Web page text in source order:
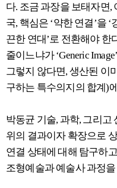
다. 조금 과장을 보태자면,
국, 핵심은 ‘약한 연결’을 ‘
끈한 연대’로 전환해야 한
줄이느냐가 ‘Generic
그렇지 않다면, 생산된 이
구하는 특수의지의 합계)
박동균 기술, 과학, 그리고
위의 결과이자 확장으로
연결 상태에 대해 탐구하
조형예술과 예술사 과정